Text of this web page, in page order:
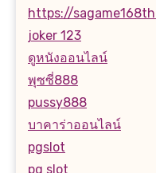
https://
joker 123
ดูหนังออนไลน์
พุซซี่888
pussy888
บาคาร่าออนไลน์
pgslot
pg slot